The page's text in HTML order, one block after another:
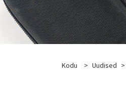
Kodu > Uudised >